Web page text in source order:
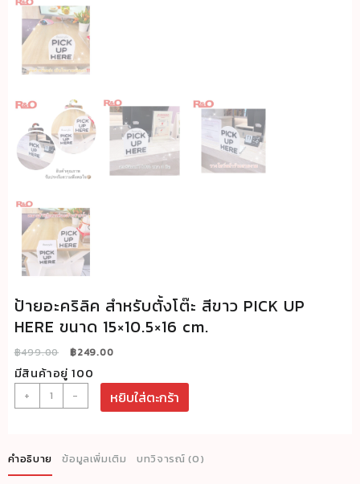
ป้ายอะคริลิค สำหรับตั้งโต๊ะ สีขาว PICK UP
HERE ขนาด 15×10.5×16 cm.
฿499.00
Original
price
was:
฿499.00.
฿249.00Current
is:
฿249.00.
มีสินค้าอยู่ 100
+
จำนวน
ป้า
ริ
ลิค
- หยิบใส่ตะกร้า
คำอธิบาย ข้อมูลเพิ่มเติม บทวิจารณ์ (0)